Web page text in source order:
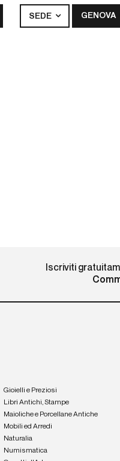
SEDE GENOVA
Iscriviti
Gioielli e Preziosi
Libri Antichi, Stampe
Maioliche e Porcellane Antiche
Mobili ed Arredi
Naturalia
Numismatica